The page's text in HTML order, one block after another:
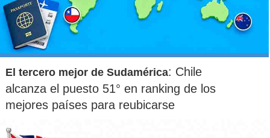
El tercero mejor de Sudamérica: Chile
alcanza el puesto 51° en ranking de los
mejores países para reubicarse